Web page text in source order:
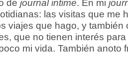
de journal intime. En mi
las visitas que me
viajes que hago, y también
que no tienen interés
mi vida. También